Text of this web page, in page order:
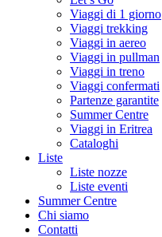
Viaggi di 1 giorno
Viaggi trekking
Viaggi in aereo
Viaggi in pullman
Viaggi in treno
Viaggi confermati
Partenze garantite
Summer Centre
Viaggi in Eritrea
Cataloghi
Liste
Liste nozze
Liste eventi
Summer Centre
Chi siamo
Contatti